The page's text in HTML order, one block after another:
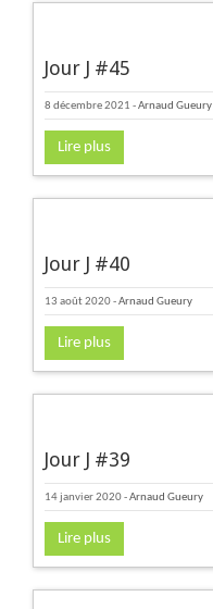
Jour J #45
8 décembre 2021 -Arnaud Gueury
Lire plus
Jour J #40
13 août 2020-Arnaud Gueury
Lire plus
Jour J #39
14 janvier 2020-Arnaud Gueury
Lire plus